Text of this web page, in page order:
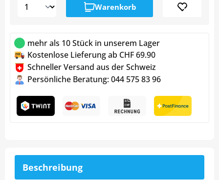
Warenkorb
mehr als 10 Stück in unserem Lager
Kostenlose Lieferung ab CHF 69.90
Schneller Versand aus der Schweiz
Persönliche Beratung: 044 575 83 96
Beschreibung